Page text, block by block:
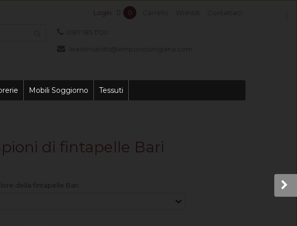
Login 0
Mobili Soggiorno Tessuti
di fintapelle Bari
della fintapelle Bari